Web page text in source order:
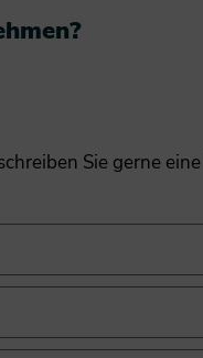
Sie gerne